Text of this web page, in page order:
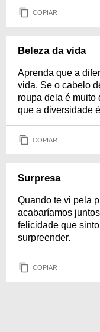
COPIAR
Beleza da vida
Aprenda que a
vida. Se o cabelo
roupa dela é muito
que a diversidade
COPIAR
Surpresa
Quando te vi pela
acabaríamos
felicidade que
surpreender.
COPIAR